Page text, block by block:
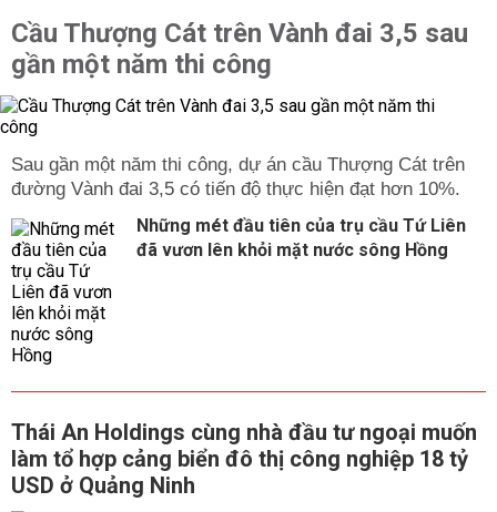
Cầu Thượng Cát trên Vành đai 3,5 sau
gần một năm thi công
Sau gần một năm thi công, dự án cầu Thượng Cát trên
đường Vành đai 3,5 có tiến độ thực hiện đạt hơn 10%.
Những mét đầu tiên của trụ cầu Tứ Liên
đã vươn lên khỏi mặt nước sông Hồng
Thái An Holdings cùng nhà đầu tư ngoại muốn
làm tổ hợp cảng biển đô thị công nghiệp 18 tỷ
USD ở Quảng Ninh